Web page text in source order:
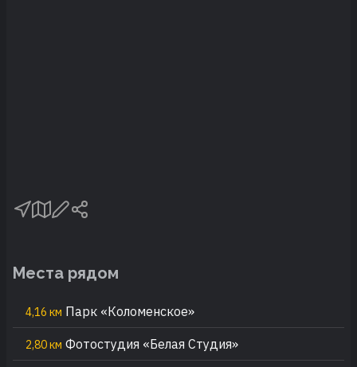
Места рядом
4,16 км Парк «Коломенское»
2,80 км Фотостудия «Белая Студия»